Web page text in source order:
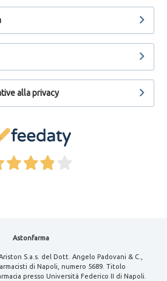
alla privacy
Astonfarma
S.a.s. del Dott. Angelo Padovani & C.,
di Napoli, numero 5689. Titolo
presso Università Federico II di Napoli.